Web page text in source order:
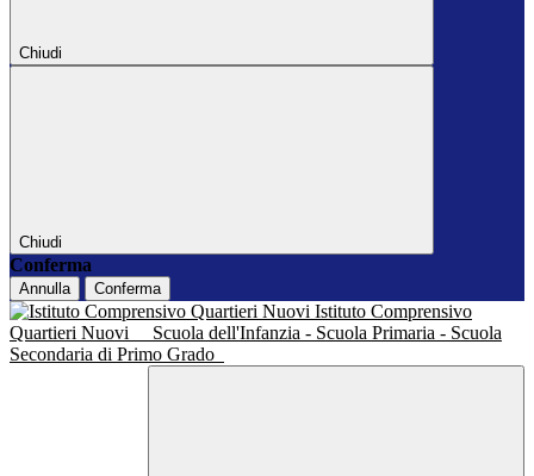
Chiudi
Chiudi
Conferma
Annulla Conferma
Istituto Comprensivo
Quartieri Nuovi
Scuola dell'Infanzia - Scuola Primaria - Scuola
Secondaria di Primo Grado